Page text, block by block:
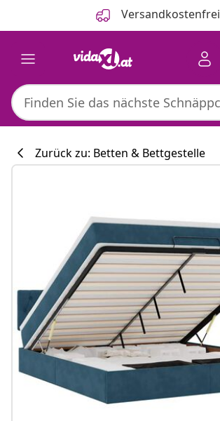
Versandkostenfrei
#sharemevidaxl
Zurück zu: Betten & Bettgestelle